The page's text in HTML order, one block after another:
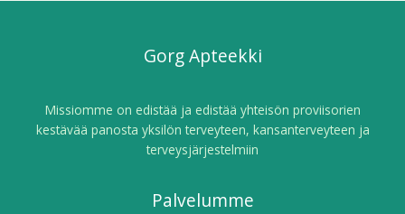
Gorg Apteekki
Missiomme on edistää ja edistää yhteisön proviisorien
kestävää panosta yksilön terveyteen, kansanterveyteen ja
terveysjärjestelmiin
Palvelumme